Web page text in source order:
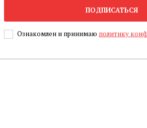
ПОДПИСАТЬСЯ
Ознакомлен и принимаю политику